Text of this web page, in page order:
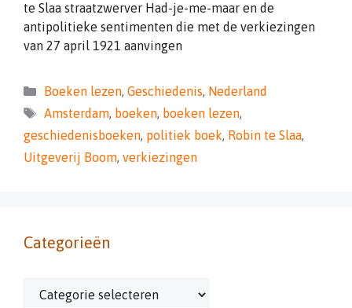
te Slaa straatzwerver Had-je-me-maar en de
antipolitieke sentimenten die met de verkiezingen
van 27 april 1921 aanvingen
Categorieën
Boeken lezen, Geschiedenis, Nederland
Tags
Amsterdam, boeken, boeken lezen,
geschiedenisboeken, politiek boek, Robin te Slaa,
Uitgeverij Boom, verkiezingen
Categorieën
Categorieën